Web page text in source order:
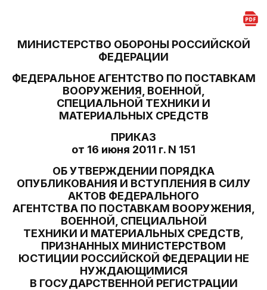
МИНИСТЕРСТВО ОБОРОНЫ РОССИЙСКОЙ
ФЕДЕРАЦИИ
ФЕДЕРАЛЬНОЕ АГЕНТСТВО ПО ПОСТАВКАМ
ВООРУЖЕНИЯ, ВОЕННОЙ,
СПЕЦИАЛЬНОЙ ТЕХНИКИ И
МАТЕРИАЛЬНЫХ СРЕДСТВ
ПРИКАЗ
от 16 июня 2011 г. N 151
ОБ УТВЕРЖДЕНИИ ПОРЯДКА
ОПУБЛИКОВАНИЯ И ВСТУПЛЕНИЯ В СИЛУ
АКТОВ ФЕДЕРАЛЬНОГО
АГЕНТСТВА ПО ПОСТАВКАМ ВООРУЖЕНИЯ,
ВОЕННОЙ, СПЕЦИАЛЬНОЙ
ТЕХНИКИ И МАТЕРИАЛЬНЫХ СРЕДСТВ,
ПРИЗНАННЫХ МИНИСТЕРСТВОМ
ЮСТИЦИИ РОССИЙСКОЙ ФЕДЕРАЦИИ НЕ
НУЖДАЮЩИМИСЯ
В ГОСУДАРСТВЕННОЙ РЕГИСТРАЦИИ